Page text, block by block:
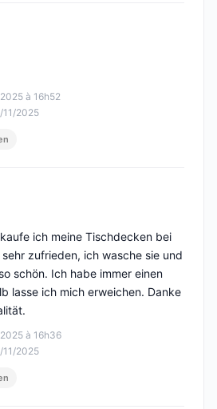
à 16h52
11/2025
à 16h36
11/2025
ich meine Tischdecken bei
zufrieden, ich wasche sie und
schön. Ich habe immer einen
lasse ich mich erweichen. Danke